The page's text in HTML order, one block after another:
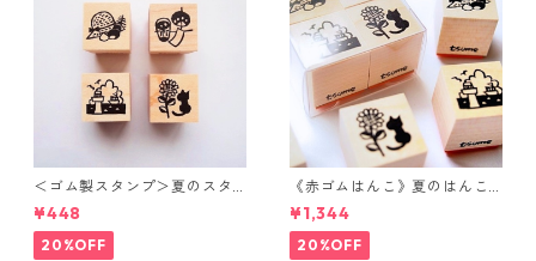
＜ゴム製スタンプ＞夏のスタ
ンプ4種
¥448
20%OFF
《赤ゴムはんこ》夏のはんこ
つめあわせ
¥1,344
20%OFF